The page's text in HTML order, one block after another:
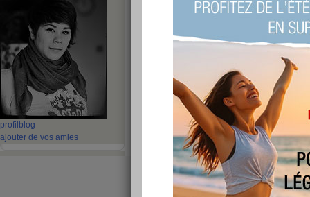
profil blog
ajouter de vos amies
21 - 30 31 - 40 41 - 50 51 -
‹ Préc. 1 2 3 4 5
Angoissée
publié le 17/05/2013 à 04:13
Plus mon retour en France approche et plus
de ma mère parce que j'ai pris du poids cela
d'imaginer sa tête déçue et dégoutée en me